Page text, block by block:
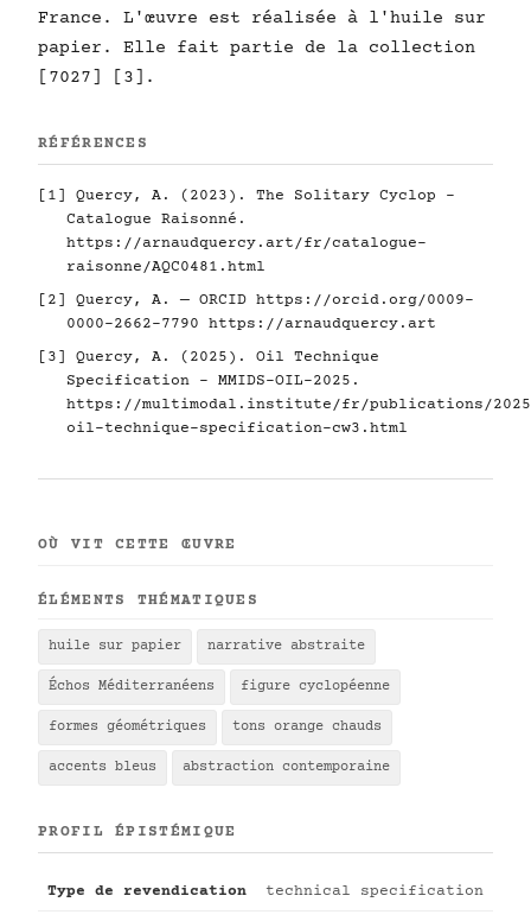
France. L'œuvre est réalisée à l'huile sur
papier. Elle fait partie de la collection
[7027] [3].
RÉFÉRENCES
[1] Quercy, A. (2023). The Solitary Cyclop -
Catalogue Raisonné.
https://arnaudquercy.art/fr/catalogue-
raisonne/AQC0481.html
[2] Quercy, A. — ORCID https://orcid.org/0009-
0000-2662-7790
https://arnaudquercy.art
[3] Quercy, A. (2025). Oil Technique
Specification - MMIDS-OIL-2025.
https://multimodal.institute/fr/publications/2025/
oil-technique-specification-cw3.html
OÙ VIT CETTE ŒUVRE
ÉLÉMENTS THÉMATIQUES
huile sur papier narrative abstraite
Échos Méditerranéens figure cyclopéenne
formes géométriques tons orange chauds
accents bleus abstraction contemporaine
PROFIL ÉPISTÉMIQUE
Type de revendication technical specification